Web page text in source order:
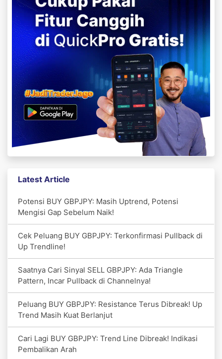
Latest Article
Potensi BUY GBPJPY: Masih Uptrend, Potensi
Mengisi Gap Sebelum Naik!
Cek Peluang BUY GBPJPY: Terkonfirmasi Pullback di
Up Trendline!
Saatnya Cari Sinyal SELL GBPJPY: Ada Triangle
Pattern, Incar Pullback di Channelnya!
Peluang BUY GBPJPY: Resistance Terus Dibreak! Up
Trend Masih Kuat Berlanjut
Cari Lagi BUY GBPJPY: Trend Line Dibreak! Indikasi
Pembalikan Arah